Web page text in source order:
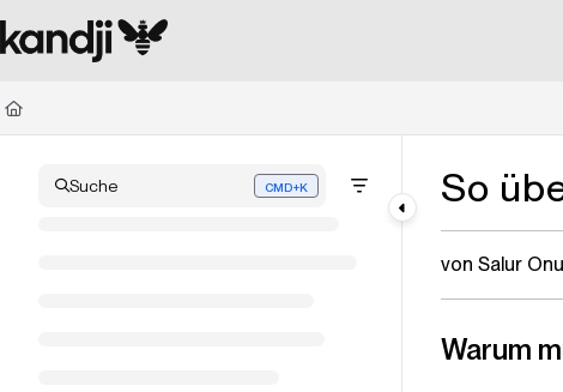
Documentation Index
Fetch the complete documentation index at:
Use this file to discover all available pages before exploring further.
Suche CMD+K
Press CMD+K to open search So
von Salur
Warum